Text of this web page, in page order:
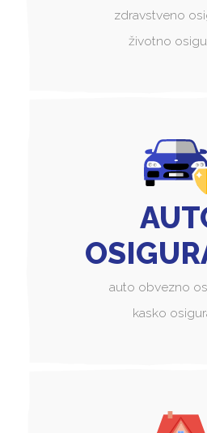
zdravstveno
životno
auto obvezno
kasko